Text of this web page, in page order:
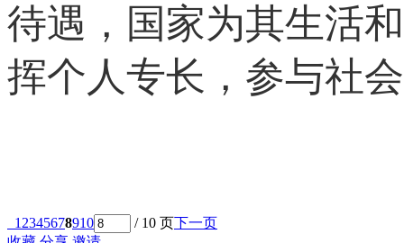
待遇，国家为其生活
挥个人专长，参与社
1 2345678910 / 10 页下一页